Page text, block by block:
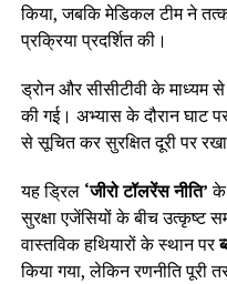
किया, जबकि मेडिकल टीम ने
प्रक्रिया प्रदर्शित की।
ड्रोन और सीसीटीवी के
की गई। अभ्यास के दौरान घाट
से सूचित कर सुरक्षित दूरी पर
यह ड्रिल ‘जीरो टॉलरेंस नीति’के
सुरक्षा एजेंसियों के बीच उत्कृष्ट
वास्तविक हथियारों के स्थान पर
किया गया, लेकिन रणनीति पूरी